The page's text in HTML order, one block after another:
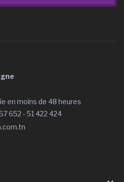
en moins de 48 heures
652 - 51 422 424